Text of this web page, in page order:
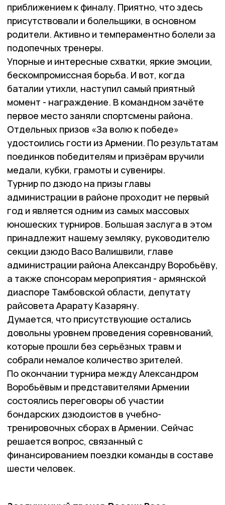
приближением к финалу. Приятно, что здесь
присутствовали и болельщики, в основном
родители. Активно и темпераментно болели за
подопечных тренеры.
Упорные и интересные схватки, яркие эмоции,
бескомпромиссная борьба. И вот, когда
баталии утихли, наступил самый приятный
момент - награждение. В командном зачёте
первое место заняли спортсмены района.
Отдельных призов «За волю к победе»
удостоились гости из Армении. По результатам
поединков победителям и призёрам вручили
медали, кубки, грамоты и сувениры.
Турнир по дзюдо на призы главы
администрации в районе проходит не первый
год и является одним из самых массовых
юношеских турниров. Большая заслуга в этом
принадлежит нашему земляку, руководителю
секции дзюдо Васо Валишвили, главе
администрации района Александру Воробьёву,
а также спонсорам мероприятия - армянской
диаспоре Тамбовской области, депутату
райсовета Арарату Казаряну.
Думается, что присутствующие остались
довольны уровнем проведения соревнований,
которые прошли без серьёзных травм и
собрали немалое количество зрителей.
По окончании турнира между Александром
Воробьёвым и представителями Армении
состоялись переговоры об участии
бондарских дзюдоистов в учебно-
тренировочных сборах в Армении. Сейчас
решается вопрос, связанный с
финансированием поездки команды в составе
шести человек.